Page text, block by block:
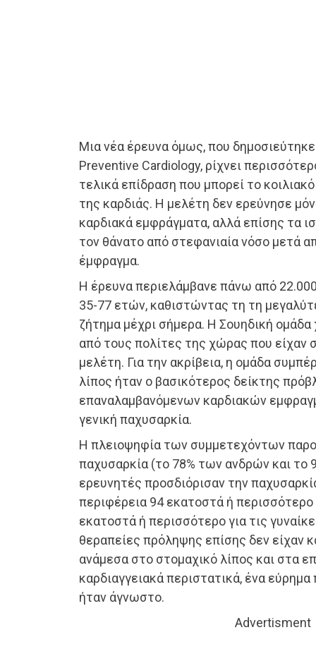
Μια νέα έρευνα όμως, που
Preventive Cardiology, ρίχνει
τελικά επίδραση που μπορεί το
της καρδιάς. Η μελέτη δεν ερεύνησε
καρδιακά εμφράγματα, αλλά επίσης τα
τον θάνατο από στεφανιαία νόσο μετά
έμφραγμα.
Η έρευνα περιελάμβανε πάνω από
35-77 ετών, καθιστώντας τη τη
ζήτημα μέχρι σήμερα. Η Σουηδική ομάδα
από τους πολίτες της χώρας που είχαν
μελέτη. Για την ακρίβεια, η ομάδα
λίπος ήταν ο βασικότερος δείκτης
επαναλαμβανόμενων καρδιακών
γενική παχυσαρκία.
Η πλειοψηφία των συμμετεχόντων
παχυσαρκία (το 78% των ανδρών και το
ερευνητές προσδιόρισαν την
περιφέρεια 94 εκατοστά ή περισσότερο
εκατοστά ή περισσότερο για τις
θεραπείες πρόληψης επίσης δεν είχαν
ανάμεσα στο στομαχικό λίπος και στα
καρδιαγγειακά περιστατικά, ένα
ήταν άγνωστο.
Advertisment